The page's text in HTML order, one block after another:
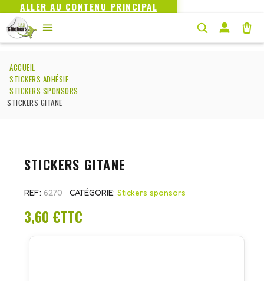
ALLER AU CONTENU PRINCIPAL
ACCUEIL
STICKERS ADHÉSIF
STICKERS SPONSORS
STICKERS GITANE
STICKERS GITANE
REF 6270 CATÉGORIE Stickers sponsors
3,60 €TTC